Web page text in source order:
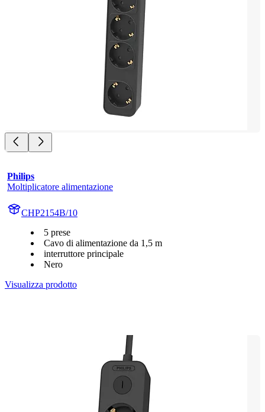
Philips
Moltiplicatore alimentazione
CHP2154B/10
5 prese
Cavo di alimentazione da 1,5 m
interruttore principale
Nero
Visualizza prodotto